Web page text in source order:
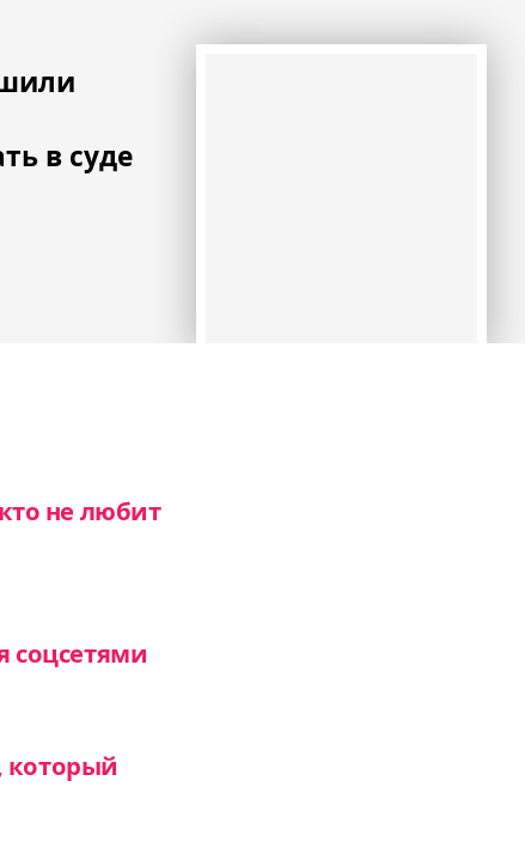
в суде
не любит
соцсетями
который